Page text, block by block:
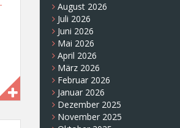
August 2026
Juli 2026
Juni 2026
Mai 2026
April 2026
März 2026
Februar 2026
Januar 2026
Dezember 2025
November 2025